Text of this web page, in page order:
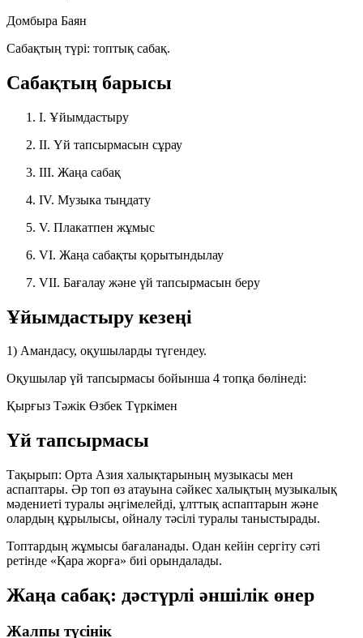
Домбыра Баян
Сабақтың түрі: топтық сабақ.
Сабақтың барысы
I. Ұйымдастыру
II. Үй тапсырмасын сұрау
III. Жаңа сабақ
IV. Музыка тыңдату
V. Плакатпен жұмыс
VI. Жаңа сабақты қорытындылау
VII. Бағалау және үй тапсырмасын беру
Ұйымдастыру кезеңі
1) Амандасу, оқушыларды түгендеу.
Оқушылар үй тапсырмасы бойынша 4 топқа бөлінеді:
Қырғыз Тәжік Өзбек Түркімен
Үй тапсырмасы
Тақырып: Орта Азия халықтарының музыкасы мен
аспаптары. Әр топ өз атауына сәйкес халықтың музыкалық
мәдениеті туралы әңгімелейді, ұлттық аспаптарын және
олардың құрылысы, ойналу тәсілі туралы таныстырады.
Топтардың жұмысы бағаланады. Одан кейін сергіту сәті
ретінде «Қара жорға» биі орындалады.
Жаңа сабақ: дәстүрлі әншілік өнер
Жалпы түсінік